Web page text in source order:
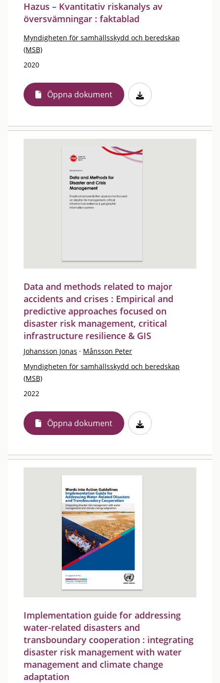
Hazus – Kvantitativ riskanalys av
översvämningar : faktablad
Myndigheten för samhällsskydd och beredskap
(MSB)
2020
Öppna dokument
Data and methods related to major
accidents and crises : Empirical and
predictive approaches focused on
disaster risk management, critical
infrastructure resilience & GIS
Johansson Jonas · Månsson Peter
Myndigheten för samhällsskydd och beredskap
(MSB)
2022
Öppna dokument
Implementation guide for addressing
water-related disasters and
transboundary cooperation : integrating
disaster risk management with water
management and climate change
adaptation